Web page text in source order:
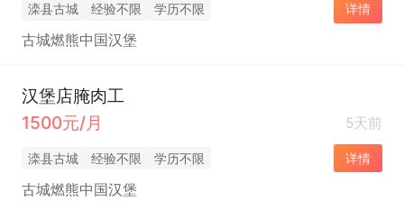
滦县古城 经验不限 学历不限 详情
古城燃熊中国汉堡
汉堡店腌肉工
1500元/月
5天前
滦县古城 经验不限 学历不限 详情
古城燃熊中国汉堡